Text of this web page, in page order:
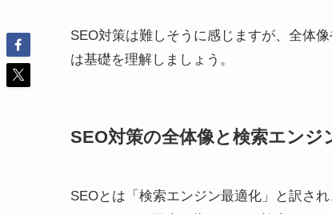
SEO対策は難しそうに感じますが、全体
は基礎を理解しましょう。
SEO対策の全体像と検索エンジ
SEOとは「検索エンジン最適化」と訳さ